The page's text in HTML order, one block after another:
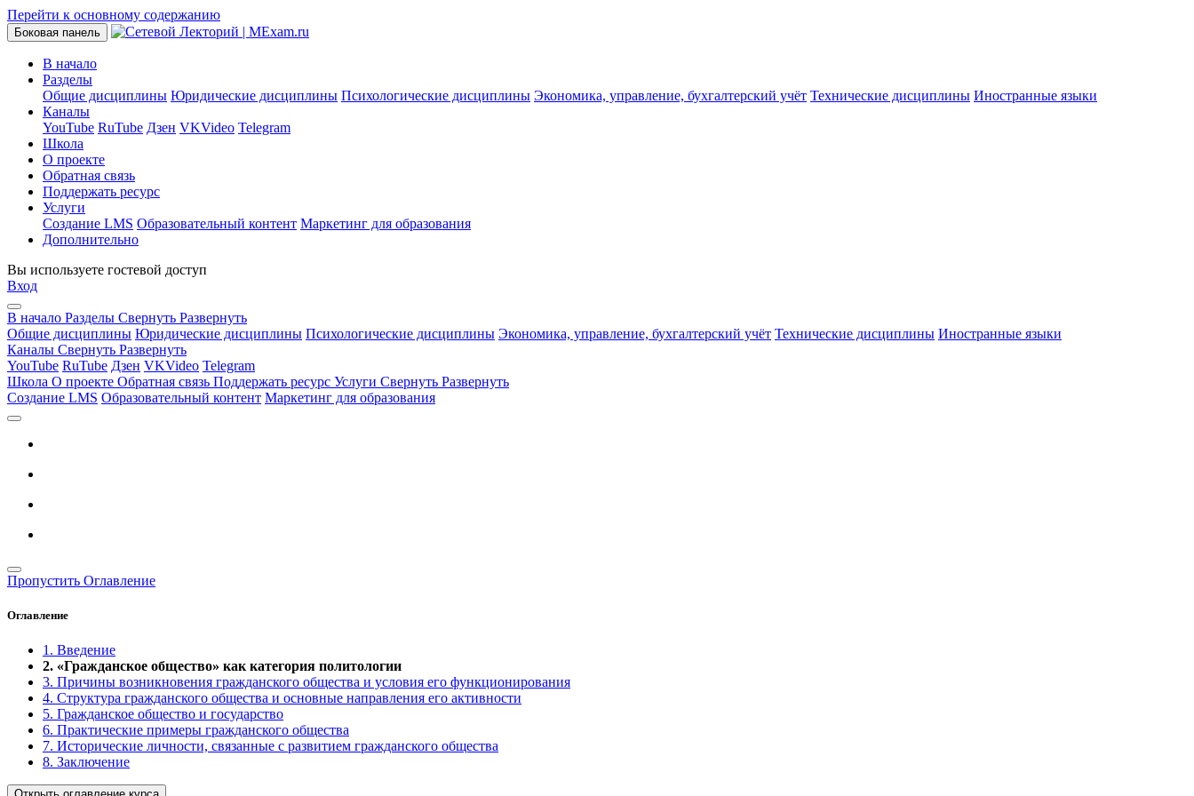
Перейти к основному содержанию
Боковая панель
В начало
Разделы
Общие дисциплины Юридические дисциплины Психологические дисциплины Экономика, управление, бухгалтерский учёт Технические дисциплины Иностранные языки
Каналы
YouTube RuTube Дзен VKVideo Telegram
Школа
О проекте
Обратная связь
Поддержать ресурс
Услуги
Создание LMS Образовательный контент Маркетинг для образования
Дополнительно
Вы используете гостевой доступ
Вход
В начало Разделы Свернуть Развернуть
Общие дисциплины Юридические дисциплины Психологические дисциплины Экономика, управление, бухгалтерский учёт Технические дисциплины Иностранные языки
Каналы Свернуть Развернуть
YouTube RuTube Дзен VKVideo Telegram
Школа О проекте Обратная связь Поддержать ресурс Услуги Свернуть Развернуть
Создание LMS Образовательный контент Маркетинг для образования
Пропустить Оглавление
Оглавление
1. Введение
2. «Гражданское общество» как категория политологии
3. Причины возникновения гражданского общества и условия его функционирования
4. Структура гражданского общества и основные направления его активности
5. Гражданское общество и государство
6. Практические примеры гражданского общества
7. Исторические личности, связанные с развитием гражданского общества
8. Заключение